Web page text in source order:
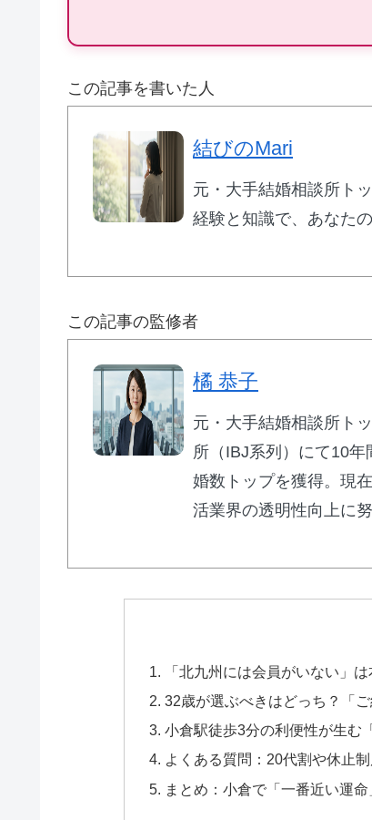
🎯 40代専門 のミドル・シニア婚活
📈 創業 25年 ・成婚率 9割以上
💰
月額 7,700円〜 （成功報酬型）
がサポート。
エク
🌟 シーネット結婚相談所：
22時まで営業 ・年中無休
JR尻手駅徒歩 3分 ・無料駐車場
月会費 8,000円 ・お見合い料無
この記事を書いた人
結びのMari
元・大手結婚相談所ト
経験と知識で、あなた
この記事の監修者
橘 恭子
元・大手結婚相談所ト
所（IBJ系列）にて10
婚数トップを獲得。現
活業界の透明性向上に努
「北九州には会員がいない」
32歳が選ぶべきはどっち？「
小倉駅徒歩3分の利便性が生む
よくある質問：20代割や休止
まとめ：小倉で「一番近い運